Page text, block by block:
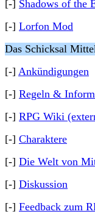
[-] Shadows of the
[-] Lorfon Mod
Das Schicksal
[-] Ankündigungen
[-] Regeln &
[-] RPG Wiki
[-] Charaktere
[-] Die Welt von
[-] Diskussion
[-] Feedback zum